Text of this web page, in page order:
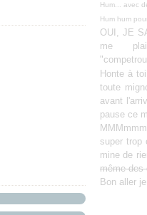
Hum... avec
Hum hum
OUI, JE
me
Honte à
toute
avant
pause ce
super trop
mine de
même des
Bon aller